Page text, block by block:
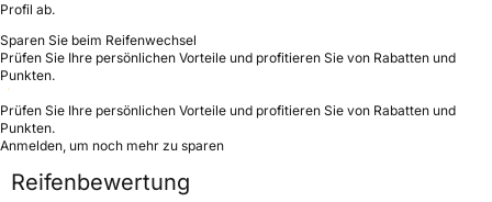
Profil ab.
Sparen Sie beim Reifenwechsel
Prüfen Sie Ihre persönlichen Vorteile und profitieren Sie von Rabatten und
Punkten.
Prüfen Sie Ihre persönlichen Vorteile und profitieren Sie von Rabatten und
Punkten.
Anmelden, um noch mehr zu sparen
Reifenbewertung